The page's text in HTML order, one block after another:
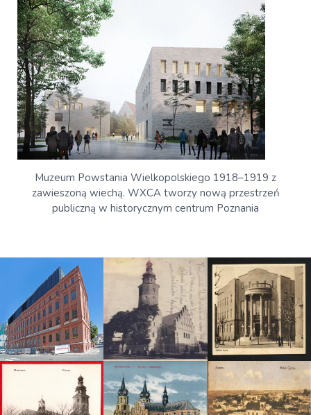
Muzeum Powstania Wielkopolskiego 1918–1919 z
zawieszoną wiechą. WXCA tworzy nową przestrzeń
publiczną w historycznym centrum Poznania